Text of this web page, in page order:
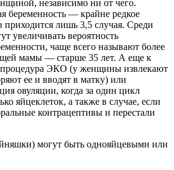
независимо ни от чего.
беременность — крайне редкое
приходится лишь 3,5 случая. Среди
увеличивать вероятность
чаще всего называют более
мамы — старше 35 лет. А еще к
процедура ЭКО (у женщины извлекают
ее и вводят в матку) или
овуляции, когда за один цикл
яйцеклеток, а также в случае, если
контрацептивы и перестали
могут быть однояйцевыми или